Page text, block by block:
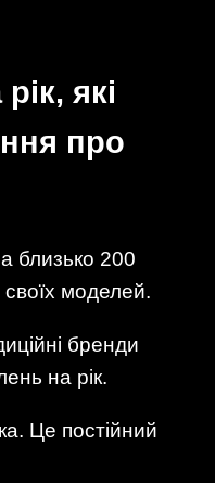
які
про
близько 200
моделей.
бренди
на рік.
Це постійний